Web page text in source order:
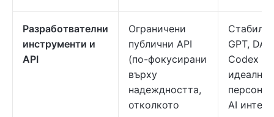
Разработвателни
инструменти и
API
Ограничени
публични API
(по-фокусирани
върху
надеждността,
отколкото
GPT,
Codex и
идеални
AI